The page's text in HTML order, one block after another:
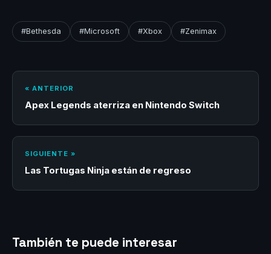
#Bethesda #Microsoft #Xbox #Zenimax
« ANTERIOR
Apex Legends aterriza en Nintendo Switch
SIGUIENTE »
Las Tortugas Ninja están de regreso
También te puede interesar